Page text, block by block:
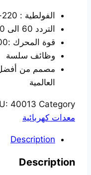
الفولطية : 220-240
التردد 60 الى 50 هرتز
قوة المحرك :2000 واط
وظائف سلسة
مصمم من أفضل
العالمية
40013 Category:
معدات كهربائية
Description
Description